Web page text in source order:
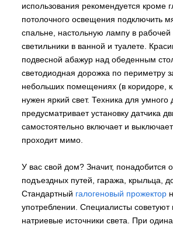
использования рекомендуется кроме
потолочного освещения подключить
спальне, настольную лампу в
светильники в ванной и туалете.
подвесной абажур над обеденным
светодиодная дорожка по периметру
небольших помещениях (в коридоре,
нужен яркий свет. Техника для умного
предусматривает установку датчика
самостоятельно включает и выключает
проходит мимо.
У вас свой дом? Значит, понадобится
подъездных путей, гаража, крыльца,
Стандартный галогеновый прожектор
употреблении. Специалисты советуют
натриевые источники света. При